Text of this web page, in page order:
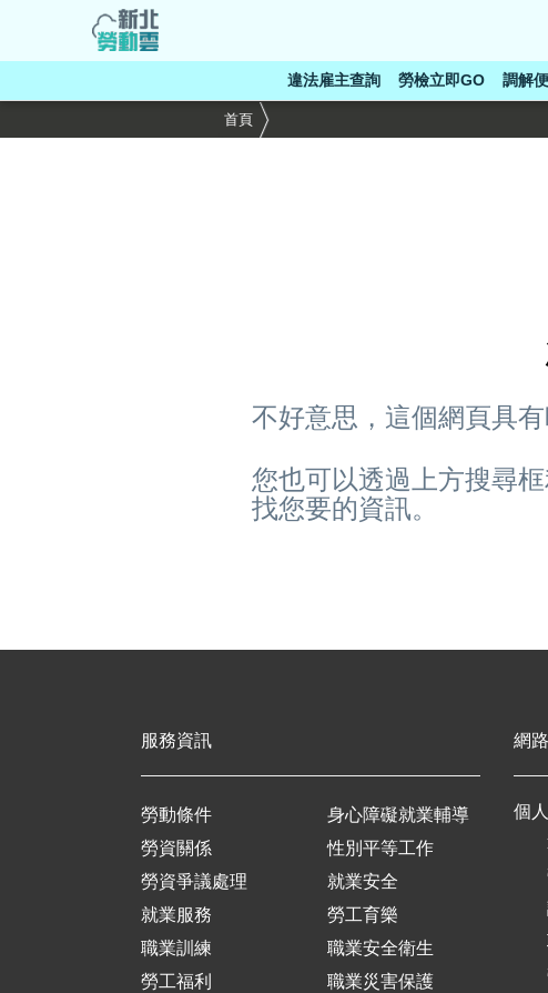
主
違法雇主查詢 勞檢立即GO 調解
首頁
不好意思，這個網頁具
您也可以透過上方搜尋
找您要的資訊。
服務資訊
勞動條件
勞資關係
勞資爭議處理
就業服務
職業訓練
勞工福利
身心障礙就業輔導
性別平等工作
就業安全
勞工育樂
職業安全衛生
職業災害保護
網
個